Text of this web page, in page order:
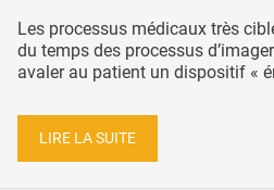
Les processus médicaux très
du temps des processus
avaler au patient un dispositif «
LIRE LA SUITE